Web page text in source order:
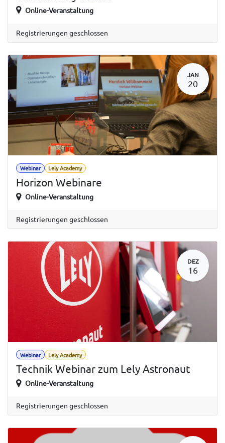
Online-Veranstaltung
Registrierungen geschlossen
JAN
20
Webinar Lely Academy
Horizon Webinare
Online-Veranstaltung
Registrierungen geschlossen
DEZ
16
Webinar Lely Academy
Technik Webinar zum Lely Astronaut
Online-Veranstaltung
Registrierungen geschlossen